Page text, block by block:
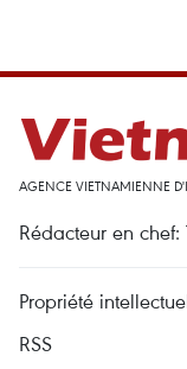
AGENCE VIETNAMIENNE
Rédacteur en chef:
Propriété
RSS